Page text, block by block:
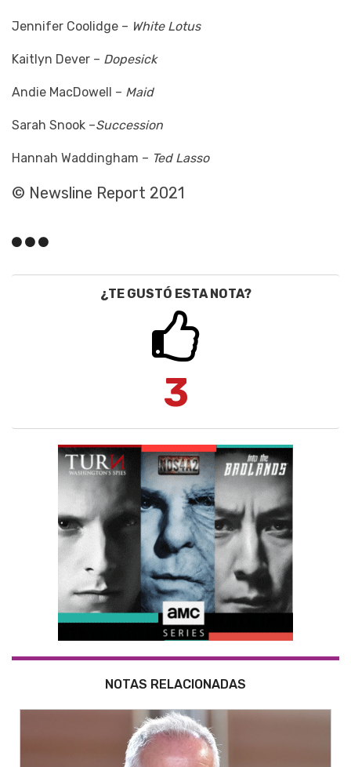
Jennifer Coolidge – White Lotus
Kaitlyn Dever – Dopesick
Andie MacDowell – Maid
Sarah Snook –Succession
Hannah Waddingham – Ted Lasso
© Newsline Report 2021
¿TE GUSTÓ ESTA NOTA?
3
NOTAS RELACIONADAS